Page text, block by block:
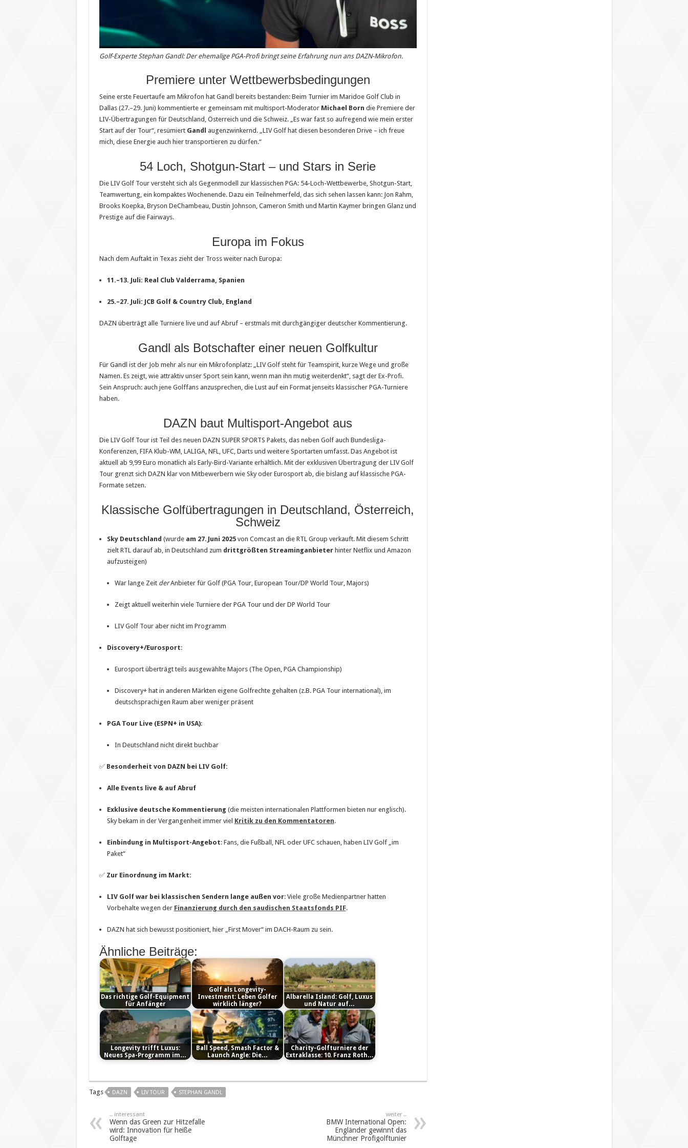
Golf-Experte Stephan Gandl: Der ehemalige PGA-Profi bringt seine Erfahrung nun ans DAZN-Mikrofon.
Premiere unter Wettbewerbsbedingungen
Seine erste Feuertaufe am Mikrofon hat Gandl bereits bestanden: Beim Turnier im Maridoe Golf Club in
Dallas (27.–29. Juni) kommentierte er gemeinsam mit multisport-Moderator Michael Born die Premiere der
LIV-Übertragungen für Deutschland, Österreich und die Schweiz. „Es war fast so aufregend wie mein erster
Start auf der Tour“, resümiert Gandl augenzwinkernd. „LIV Golf hat diesen besonderen Drive – ich freue
mich, diese Energie auch hier transportieren zu dürfen.“
54 Loch, Shotgun-Start – und Stars in Serie
Die LIV Golf Tour versteht sich als Gegenmodell zur klassischen PGA: 54-Loch-Wettbewerbe, Shotgun-Start,
Teamwertung, ein kompaktes Wochenende. Dazu ein Teilnehmerfeld, das sich sehen lassen kann: Jon Rahm,
Brooks Koepka, Bryson DeChambeau, Dustin Johnson, Cameron Smith und Martin Kaymer bringen Glanz und
Prestige auf die Fairways.
Europa im Fokus
Nach dem Auftakt in Texas zieht der Tross weiter nach Europa:
11.–13. Juli: Real Club Valderrama, Spanien
25.–27. Juli: JCB Golf & Country Club, England
DAZN überträgt alle Turniere live und auf Abruf – erstmals mit durchgängiger deutscher Kommentierung.
Gandl als Botschafter einer neuen Golfkultur
Für Gandl ist der Job mehr als nur ein Mikrofonplatz: „LIV Golf steht für Teamspirit, kurze Wege und große
Namen. Es zeigt, wie attraktiv unser Sport sein kann, wenn man ihn mutig weiterdenkt“, sagt der Ex-Profi.
Sein Anspruch: auch jene Golffans anzusprechen, die Lust auf ein Format jenseits klassischer PGA-Turniere
haben.
DAZN baut Multisport-Angebot aus
Die LIV Golf Tour ist Teil des neuen DAZN SUPER SPORTS Pakets, das neben Golf auch Bundesliga-
Konferenzen, FIFA Klub-WM, LALIGA, NFL, UFC, Darts und weitere Sportarten umfasst. Das Angebot ist
aktuell ab 9,99 Euro monatlich als Early-Bird-Variante erhältlich. Mit der exklusiven Übertragung der LIV Golf
Tour grenzt sich DAZN klar von Mitbewerbern wie Sky oder Eurosport ab, die bislang auf klassische PGA-
Formate setzen.
Klassische Golfübertragungen in Deutschland, Österreich,
Schweiz
Sky Deutschland (wurde am 27. Juni 2025von Comcast an die RTL Group verkauft. Mit diesem Schritt
zielt RTL darauf ab, in Deutschland zum drittgrößten Streaminganbieterhinter Netflix und Amazon
aufzusteigen)
War lange Zeit derAnbieter für Golf (PGA Tour, European Tour/DP World Tour, Majors)
Zeigt aktuell weiterhin viele Turniere der PGA Tour und der DP World Tour
LIV Golf Tour aber nicht im Programm
Discovery+/Eurosport:
Eurosport überträgt teils ausgewählte Majors (The Open, PGA Championship)
Discovery+ hat in anderen Märkten eigene Golfrechte gehalten (z.B. PGA Tour international), im
deutschsprachigen Raum aber weniger präsent
PGA Tour Live (ESPN+ in USA):
In Deutschland nicht direkt buchbar
✅ Besonderheit von DAZN bei LIV Golf:
Alle Events live & auf Abruf
Exklusive deutsche Kommentierung (die meisten internationalen Plattformen bieten nur englisch).
Sky bekam in der Vergangenheit immer viel Kritik zu den Kommentatoren.
Einbindung in Multisport-Angebot: Fans, die Fußball, NFL oder UFC schauen, haben LIV Golf „im
Paket“
✅ Zur Einordnung im Markt:
LIV Golf war bei klassischen Sendern lange außen vor: Viele große Medienpartner hatten
Vorbehalte wegen der Finanzierung durch den saudischen Staatsfonds PIF.
DAZN hat sich bewusst positioniert, hier „First Mover“ im DACH-Raum zu sein.
Ähnliche Beiträge:
Das richtige Golf-Equipment
für Anfänger
Golf als Longevity-
Investment: Leben Golfer
wirklich länger?
Albarella Island: Golf, Luxus
und Natur auf…
Longevity trifft Luxus:
Neues Spa-Programm im…
Ball Speed, Smash Factor &
Launch Angle: Die…
Charity-Golfturniere der
Extraklasse: 10. Franz Roth…
Tags DAZN LIV TOUR STEPHAN GANDL
.. interessant
Wenn das Green zur Hitzefalle
wird: Innovation für heiße
Golftage
weiter ..
BMW International Open:
Engländer gewinnt das
Münchner Profigolftunier